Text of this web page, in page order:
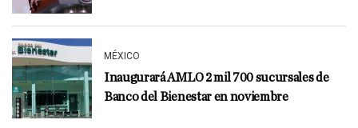
MÉXICO
Inaugurará AMLO 2 mil 700 sucursales de
Banco del Bienestar en noviembre